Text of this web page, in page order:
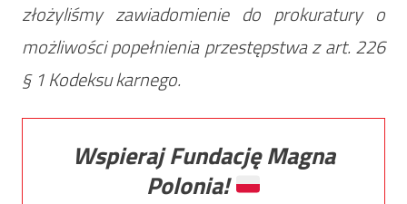
złożyliśmy zawiadomienie do prokuratury o
możliwości popełnienia przestępstwa z art. 226
§ 1 Kodeksu karnego.
Wspieraj Fundację Magna
Polonia!